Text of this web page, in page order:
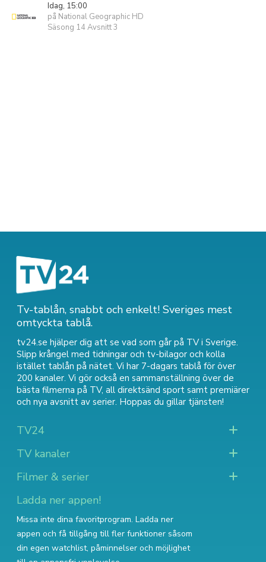
Idag, 15:00
på National Geographic HD
Säsong 14 Avsnitt 3
Tv-tablån, snabbt och enkelt! Sveriges mest
omtyckta tablå.
tv24.se hjälper dig att se vad som går på TV i Sverige.
Slipp krångel med tidningar och tv-bilagor och kolla
istället tablån på nätet. Vi har 7-dagars tablå för över
200 kanaler. Vi gör också en sammanställning över de
bästa filmerna på TV, all direktsänd sport samt premiärer
och nya avsnitt av serier. Hoppas du gillar tjänsten!
TV24
TV kanaler
Filmer & serier
Ladda ner appen!
Missa inte dina favoritprogram. Ladda ner
appen och få tillgång till fler funktioner såsom
din egen watchlist, påminnelser och möjlighet